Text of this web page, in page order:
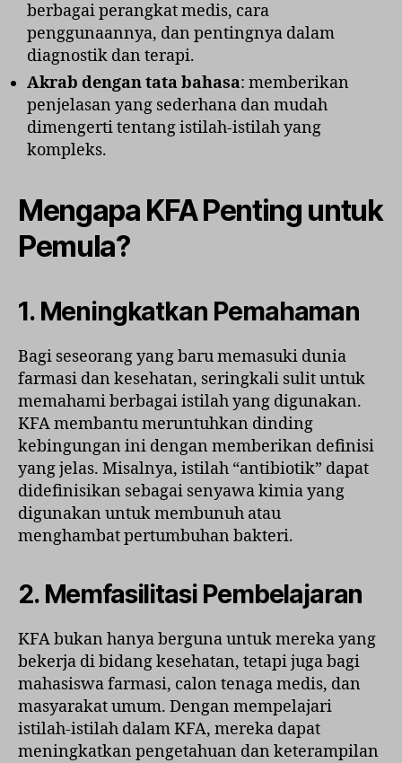
berbagai perangkat medis, cara
penggunaannya, dan pentingnya dalam
diagnostik dan terapi.
Akrab dengan tata bahasa: memberikan
penjelasan yang sederhana dan mudah
dimengerti tentang istilah-istilah yang
kompleks.
Mengapa KFA Penting untuk
Pemula?
1. Meningkatkan Pemahaman
Bagi seseorang yang baru memasuki dunia
farmasi dan kesehatan, seringkali sulit untuk
memahami berbagai istilah yang digunakan.
KFA membantu meruntuhkan dinding
kebingungan ini dengan memberikan definisi
yang jelas. Misalnya, istilah “antibiotik” dapat
didefinisikan sebagai senyawa kimia yang
digunakan untuk membunuh atau
menghambat pertumbuhan bakteri.
2. Memfasilitasi Pembelajaran
KFA bukan hanya berguna untuk mereka yang
bekerja di bidang kesehatan, tetapi juga bagi
mahasiswa farmasi, calon tenaga medis, dan
masyarakat umum. Dengan mempelajari
istilah-istilah dalam KFA, mereka dapat
meningkatkan pengetahuan dan keterampilan